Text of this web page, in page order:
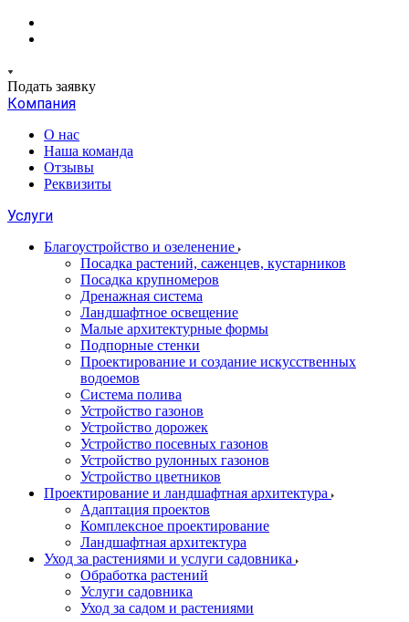
Подать заявку
Компания
О нас
Наша команда
Отзывы
Реквизиты
Услуги
Благоустройство и озеленение
Посадка растений, саженцев, кустарников
Посадка крупномеров
Дренажная система
Ландшафтное освещение
Малые архитектурные формы
Подпорные стенки
Проектирование и создание искусственных
водоемов
Система полива
Устройство газонов
Устройство дорожек
Устройство посевных газонов
Устройство рулонных газонов
Устройство цветников
Проектирование и ландшафтная архитектура
Адаптация проектов
Комплексное проектирование
Ландшафтная архитектура
Уход за растениями и услуги садовника
Обработка растений
Услуги садовника
Уход за садом и растениями